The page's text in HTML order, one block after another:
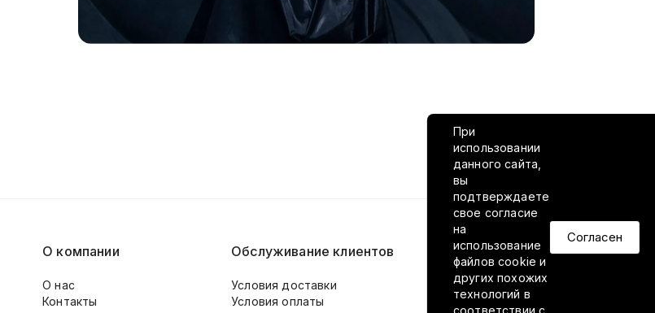
При
использовании
данного сайта,
вы
подтверждаете
свое согласие
на
использование
файлов cookie и
других похожих
технологий в
соответствиис
Согласен
О компании
О нас
Контакты
Обслуживание клиентов
Условия доставки
Условия оплаты
VILED в соцсетях